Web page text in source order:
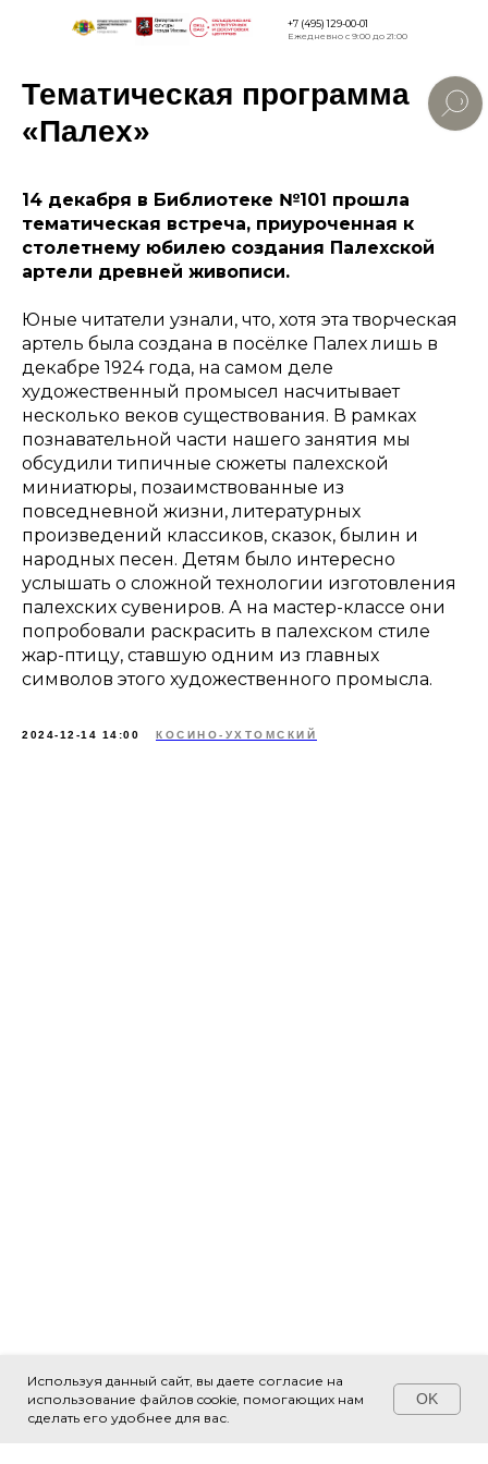
Версия для
+7 (495) 129-00-01
Ежедневно с 9:00 до 21:00
Используя данный сайт, вы даете согласие на
использование файлов cookie, помогающих нам
сделать его удобнее для вас.
OK
Свяжитесь с нами!
Тематическая программа
«Палех»
14 декабря в Библиотеке №101 прошла
тематическая встреча, приуроченная к
столетнему юбилею создания Палехской
артели древней живописи.
Юные читатели узнали, что, хотя эта творческая
артель была создана в посёлке Палех лишь в
декабре 1924 года, на самом деле
художественный промысел насчитывает
несколько веков существования. В рамках
познавательной части нашего занятия мы
обсудили типичные сюжеты палехской
миниатюры, позаимствованные из
повседневной жизни, литературных
произведений классиков, сказок, былин и
народных песен. Детям было интересно
услышать о сложной технологии изготовления
палехских сувениров. А на мастер-классе они
попробовали раскрасить в палехском стиле
жар-птицу, ставшую одним из главных
символов этого художественного промысла.
2024-12-14 14:00 КОСИНО-УХТОМСКИЙ